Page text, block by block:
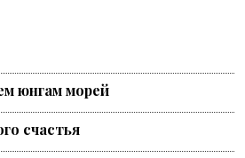
юнгам морей
счастья